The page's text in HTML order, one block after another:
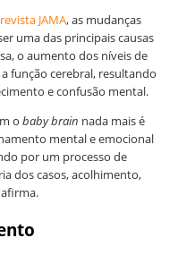
JAMA, as mudanças
uma das principais causas
o aumento dos níveis de
função cerebral, resultando
e confusão mental.
o baby brain nada mais é
mental e emocional
por um processo de
dos casos, acolhimento,